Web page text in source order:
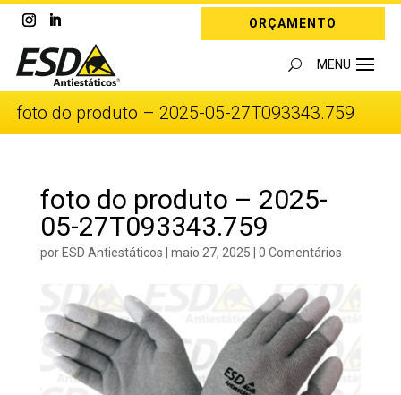
ORÇAMENTO
foto do produto – 2025-05-27T093343.759
foto do produto – 2025-
05-27T093343.759
porESD Antiestáticos | maio 27, 2025 | 0 Comentários